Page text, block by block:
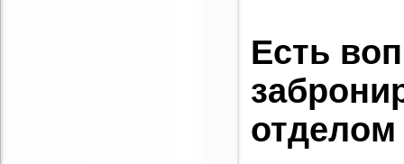
Есть